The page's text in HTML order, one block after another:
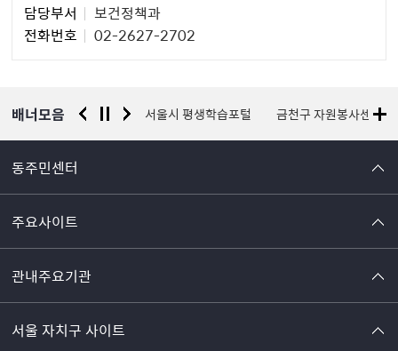
자
담당부서
보건정책과
전화번호
02-2627-2702
배너모음
경찰청 유실물 통합포털 서울시 평생학습포털 금천구 자원봉사센터
동주민센터
주요사이트
관내주요기관
서울 자치구 사이트